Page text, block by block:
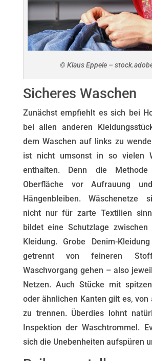
© Klaus Eppele –
Sicheres Waschen
Zunächst empfiehlt es sich bei
bei allen anderen
dem Waschen auf links zu
ist nicht umsonst in so vielen
enthalten. Denn die
Oberfläche vor Aufrauung
Hängenbleiben. Wäschenetze
nicht nur für zarte Textilien
bildet eine Schutzlage zwischen
Kleidung. Grobe Denim-
getrennt von feineren
Waschvorgang gehen – also
Netzen. Auch Stücke mit
oder ähnlichen Kanten gilt es, von
zu trennen. Überdies lohnt
Inspektion der Waschtrommel.
sich die Unebenheiten aufspüren